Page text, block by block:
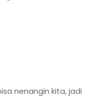
nenangin kita, jadi